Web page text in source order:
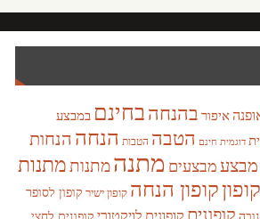
איפור בהנחהבחינם במבצע
דוגמית חינם הטבה הטבות הנחה הנחות
מבצעמבצעים מתנהמתנותמתנות
קופוןקופון הנחה קופון ישיר קופון לסופר
קופונים